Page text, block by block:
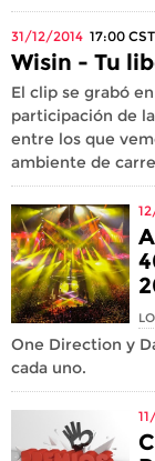
31/12/2014 17:00 CST
Wisin - Tu
El clip se grabó
participación de
entre los que
ambiente de
One Direction y
cada uno.